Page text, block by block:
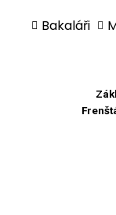
Bakaláři